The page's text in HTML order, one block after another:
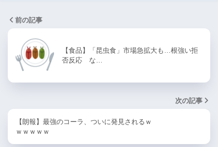
前の記事
【食品】「昆虫食」市場急拡大も…根強い拒
否反応 な…
次の記事
【朗報】最強のコーラ、ついに発見されるｗ
ｗｗｗｗｗ